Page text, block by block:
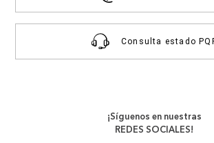
Consulta estado
¡Síguenos en nuestras
REDES SOCIALES!